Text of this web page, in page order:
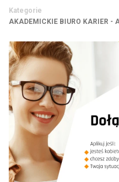
Kategorie
AKADEMICKIE BIURO KARIER -